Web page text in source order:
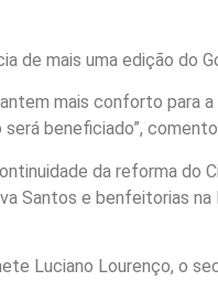
de mais uma edição do
mais conforto para
beneficiado”,
da reforma do
Santos e benfeitorias na
Luciano Lourenço, o